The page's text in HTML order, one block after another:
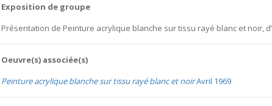
Exposition de groupe
Présentation de Peinture acrylique blanche sur tissu rayé blanc et noir,
Oeuvre(s) associée(s)
Peinture acrylique blanche sur tissu rayé blanc et noirAvril 1969